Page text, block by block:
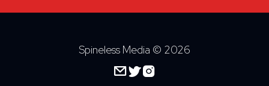
Spineless Media © 2026